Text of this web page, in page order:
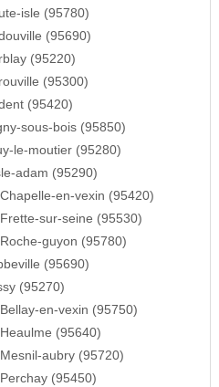
isle (95780)
(95690)
(95220)
(95300)
(95420)
sous-bois (95850)
le-moutier (95280)
adam (95290)
en-vexin (95420)
sur-seine (95530)
guyon (95780)
(95690)
(95270)
en-vexin (95750)
(95640)
aubry (95720)
(95450)